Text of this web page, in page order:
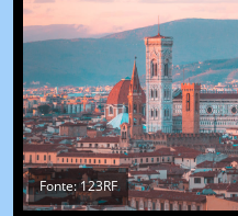
Fonte: 123RF